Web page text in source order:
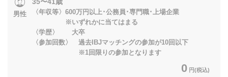
男性
〈年収等〉600万円以上･公務員･専門職･上場企業
※いずれかに当てはまる
〈学歴〉 大卒
〈参加回数〉 過去IBJマッチングの参加が10回以下
※1回限りの参加となります
0 円(税込)